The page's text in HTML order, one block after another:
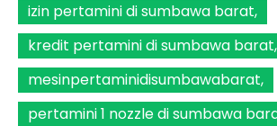
izin pertamini di sumbawa barat
kredit pertamini di sumbawa barat
mesinpertaminidisumbawabarat
pertamini 1 nozzle di sumbawa